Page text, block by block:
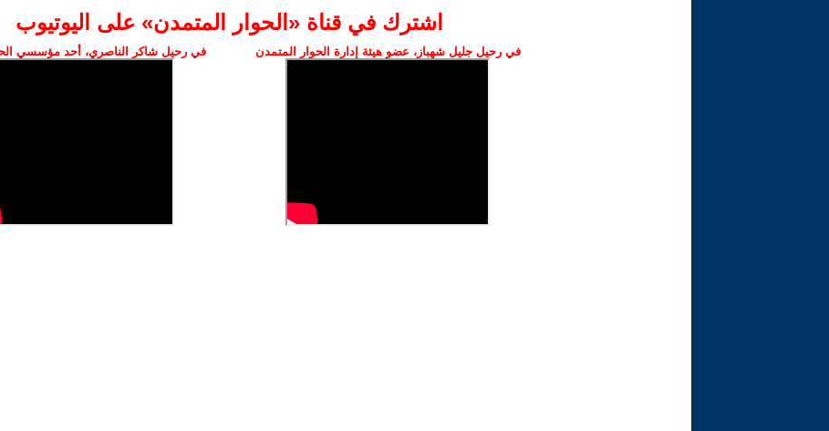
اشترك في قناة ‫«الحوار المتمدن» على اليوتيوب
في رحيل جليل شهباز، عضو هيئة إدارة الحوار المتمدن في رحيل شاكر الناصري، أحد مؤسسي